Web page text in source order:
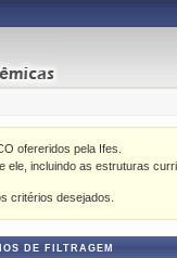
ofereridos pela Ifes.
incluindo as estruturas
critérios desejados.
de filtragem